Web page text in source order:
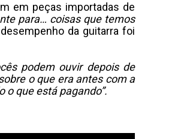
em peças importadas de
para… coisas que temos
da guitarra foi
podem ouvir depois de
o que era antes com a
que está pagando”.